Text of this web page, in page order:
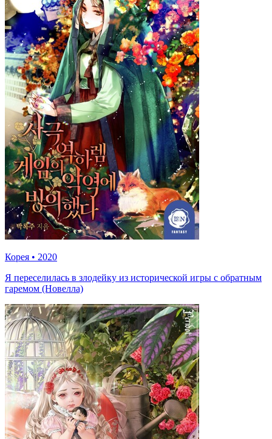
Корея • 2020
Я переселилась в злодейку из исторической игры с обратным
гаремом (Новелла)